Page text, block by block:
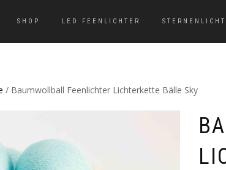
SHOP LED FEENLICHTER
/ Baumwollball Feenlichter Lichterkette Bälle Sky